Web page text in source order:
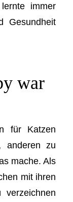
immer
Gesundheit
war
für Katzen
anderen zu
mache. Als
mit ihren